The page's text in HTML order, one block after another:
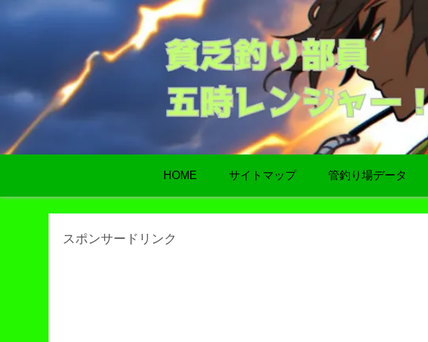
HOME サイトマップ 管釣り場データ
スポンサードリンク